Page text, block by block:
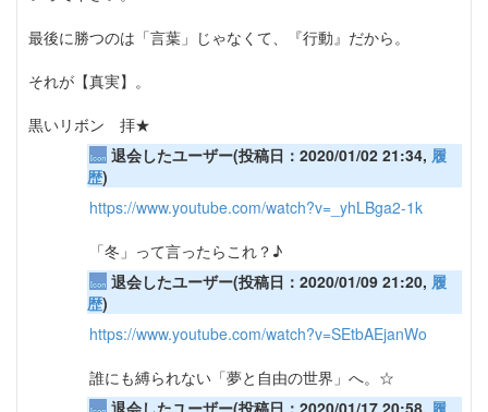
最後に勝つのは「言葉」じゃなくて、『行動』だから。
それが【真実】。
黒いリボン 拝★
退会したユーザー(投稿日：2020/01/02 21:34, 履
歴)
https://www.youtube.com/watch?v=_yhLBga2-1k
「冬」って言ったらこれ？♪
退会したユーザー(投稿日：2020/01/09 21:20, 履
歴)
https://www.youtube.com/watch?v=SEtbAEjanWo
誰にも縛られない「夢と自由の世界」へ。☆